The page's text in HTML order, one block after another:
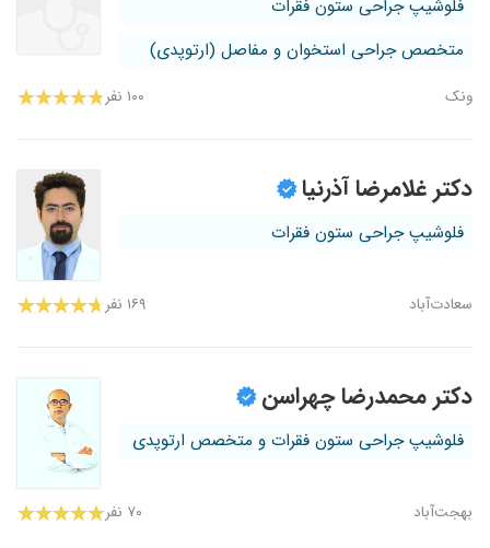
فلوشیپ جراحی ستون فقرات
متخصص جراحی استخوان و مفاصل (ارتوپدی)
ونک ۱۰۰ نفر
دکتر غلامرضا آذرنیا
فلوشیپ جراحی ستون فقرات
سعادت‌آباد ۱۶۹ نفر
دکتر محمدرضا چهراسن
فلوشیپ جراحی ستون فقرات و متخصص ارتوپدی
بهجت‌آباد ۷۰ نفر